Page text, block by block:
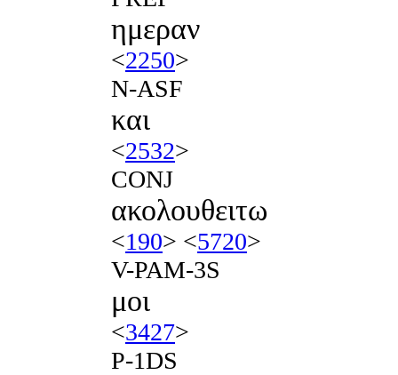
ημεραν
<2250>
N-ASF
και
<2532>
CONJ
ακολουθειτω
<190> <5720>
V-PAM-3S
μοι
<3427>
P-1DS